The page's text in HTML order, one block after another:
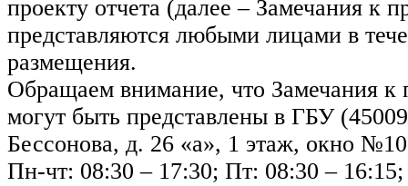
проекту отчета (далее – Замечания к
представляются любыми лицами в
размещения.
Обращаем внимание, что Замечания к
могут быть представлены в ГБУ
Бессонова, д. 26 «а», 1 этаж, окно
Пн-чт: 08:30 – 17:30; Пт: 08:30 –